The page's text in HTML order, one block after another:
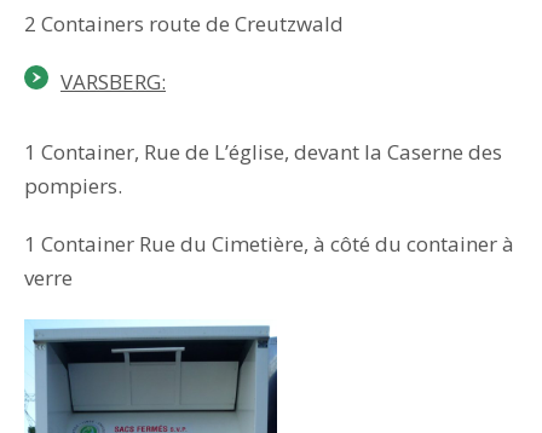
2 Containers route de Creutzwald
VARSBERG:
1 Container, Rue de L’église, devant la Caserne des
pompiers.
1 Container Rue du Cimetière, à côté du container à
verre